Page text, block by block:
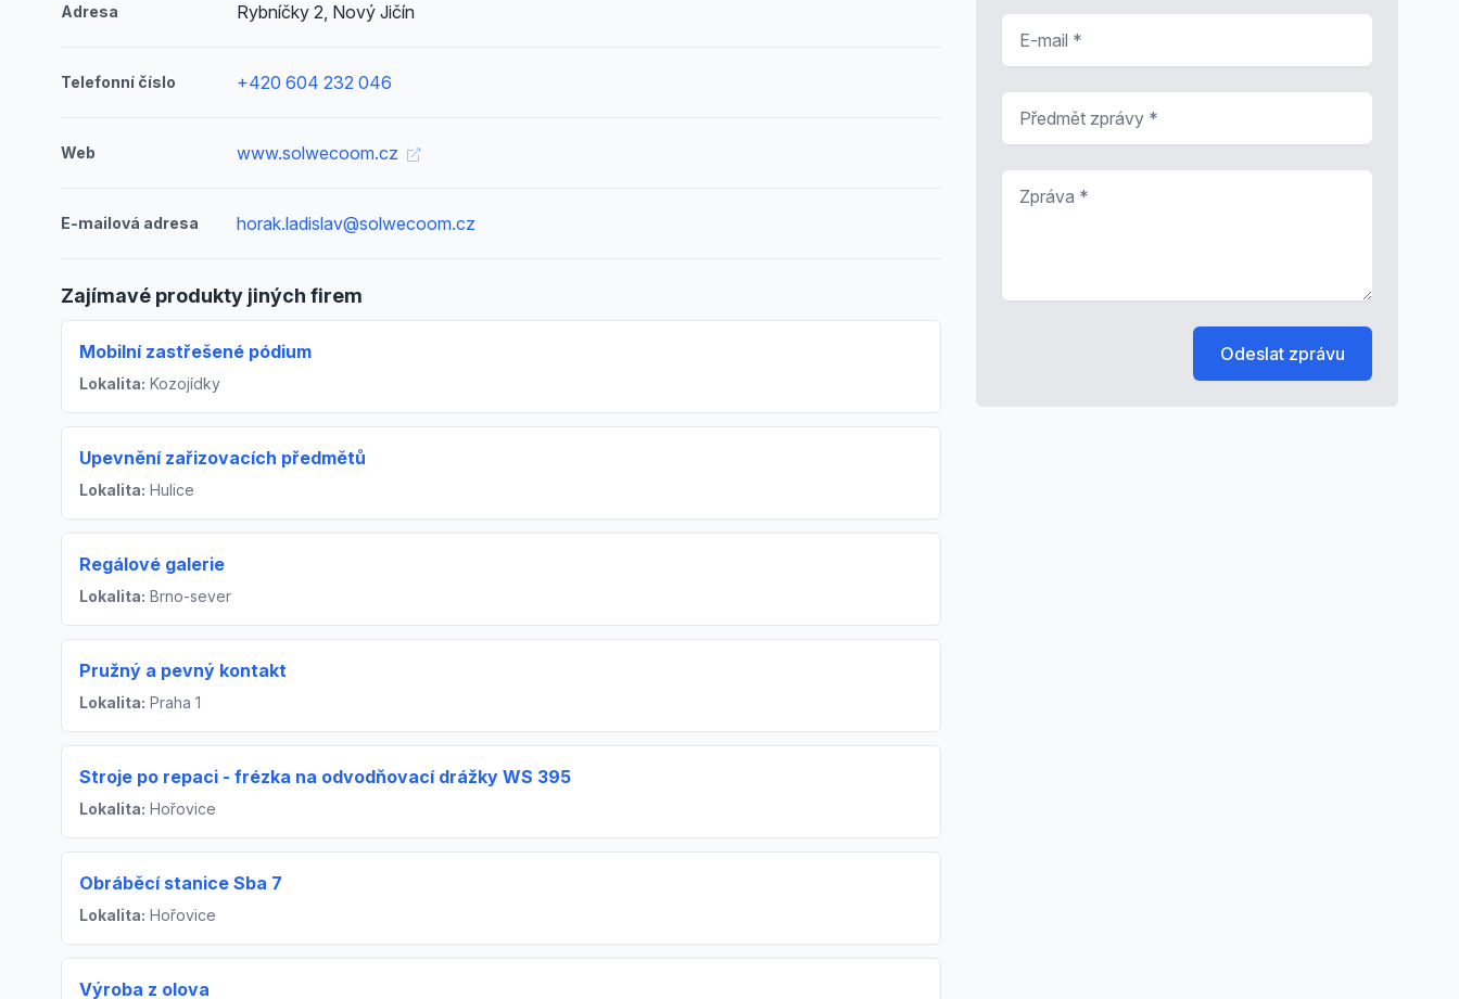
Adresa Rybníčky 2, Nový Jičín
Telefonní číslo +420 604 232 046
Web www.solwecoom.cz
E-mailová adresa horak.ladislav@solwecoom.cz
Zajímavé produkty jiných firem
Mobilní zastřešené pódium
Lokalita: Kozojídky
Upevnění zařizovacích předmětů
Lokalita: Hulice
Regálové galerie
Lokalita: Brno-sever
Pružný a pevný kontakt
Lokalita: Praha 1
Stroje po repaci - frézka na odvodňovací drážky WS 395
Lokalita: Hořovice
Obráběcí stanice Sba 7
Lokalita: Hořovice
Výroba z olova
Odeslat zprávu